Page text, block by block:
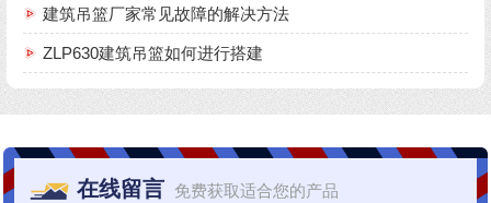
建筑吊篮厂家常见故障的解决方法
ZLP630建筑吊篮如何进行搭建
在线留言 免费获取适合您的产品